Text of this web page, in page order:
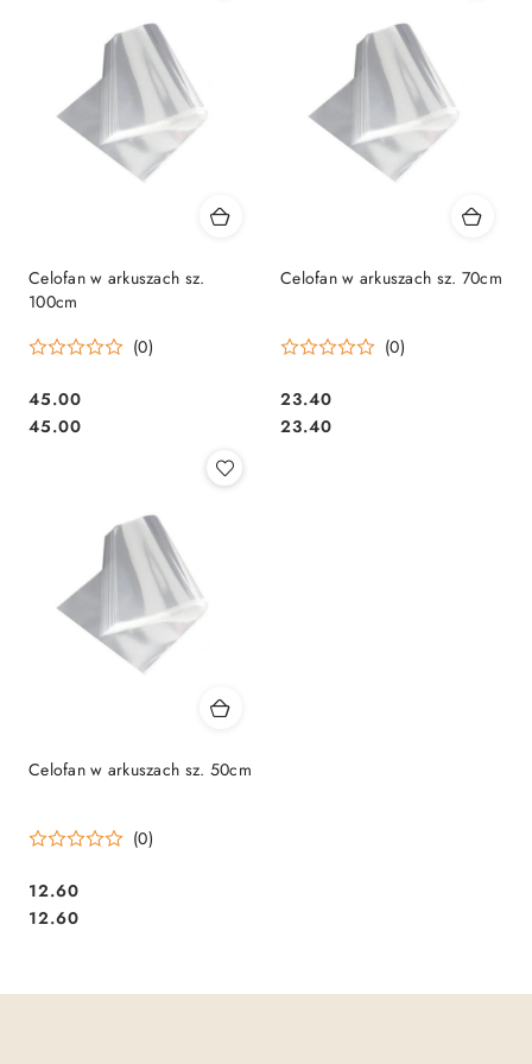
Celofan w arkuszach sz.
100cm
(0)
Cena:
45.00
Cena:
45.00
Celofan w arkuszach sz. 70cm
(0)
Cena:
23.40
Cena:
23.40
Celofan w arkuszach sz. 50cm
(0)
Cena:
12.60
Cena:
12.60